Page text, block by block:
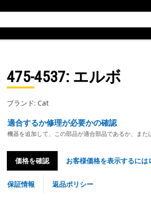
475-4537: エルボ
ブランド: Cat
適合するか修理が必要かの確認
機器を追加して、この部品が適合部品であるか、また
価格を確認 お客様価格を表示するには
保証情報 返品ポリシー